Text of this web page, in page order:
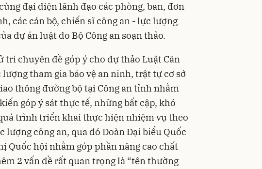
đại diện lãnh đạo các phòng, ban, đơn
các cán bộ, chiến sĩ công an - lực lượng
dự án luật do Bộ Công an soạn thảo.
chuyên đề góp ý cho dự thảo Luật Căn
tham gia bảo vệ an ninh, trật tự cơ sở
thông đường bộ tại Công an tỉnh nhằm
góp ý sát thực tế, những bất cập, khó
trình triển khai thực hiện nhiệm vụ theo
lượng công an, qua đó Đoàn Đại biểu Quốc
Quốc hội nhằm góp phần nâng cao chất
2 vấn đề rất quan trọng là “tên thường